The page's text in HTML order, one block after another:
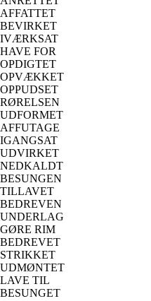
AFFATTET
BEVIRKET
IVÆRKSAT
HAVE FOR
OPDIGTET
OPVÆKKET
OPPUDSET
RØRELSEN
UDFORMET
AFFUTAGE
IGANGSAT
UDVIRKET
NEDKALDT
BESUNGEN
TILLAVET
BEDREVEN
UNDERLAG
GØRE RIM
BEDREVET
STRIKKET
UDMØNTET
LAVE TIL
BESUNGET